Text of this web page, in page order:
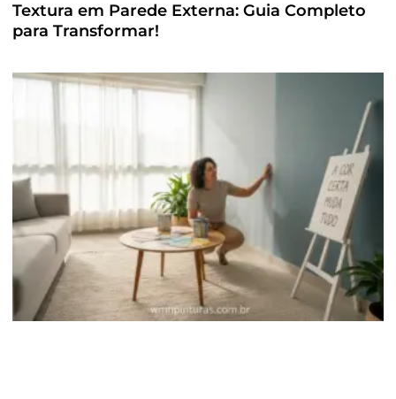
Textura em Parede Externa: Guia Completo
para Transformar!